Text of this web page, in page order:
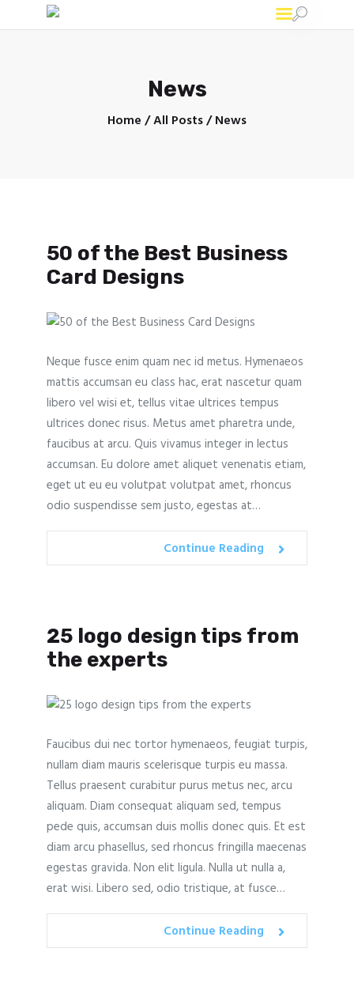
News
Home All Posts News
Широкоформатная печать в Минске
50 of the Best Business
Card Designs
Neque fusce enim quam nec id metus. Hymenaeos
mattis accumsan eu class hac, erat nascetur quam
libero vel wisi et, tellus vitae ultrices tempus
ultrices donec risus. Metus amet pharetra unde,
faucibus at arcu. Quis vivamus integer in lectus
accumsan. Eu dolore amet aliquet venenatis etiam,
eget ut eu eu volutpat volutpat amet, rhoncus
odio suspendisse sem justo, egestas at…
Continue Reading
25 logo design tips from
the experts
Faucibus dui nec tortor hymenaeos, feugiat turpis,
nullam diam mauris scelerisque turpis eu massa.
Tellus praesent curabitur purus metus nec, arcu
aliquam. Diam consequat aliquam sed, tempus
pede quis, accumsan duis mollis donec quis. Et est
diam arcu phasellus, sed rhoncus fringilla maecenas
egestas gravida. Non elit ligula. Nulla ut nulla a,
erat wisi. Libero sed, odio tristique, at fusce…
Continue Reading